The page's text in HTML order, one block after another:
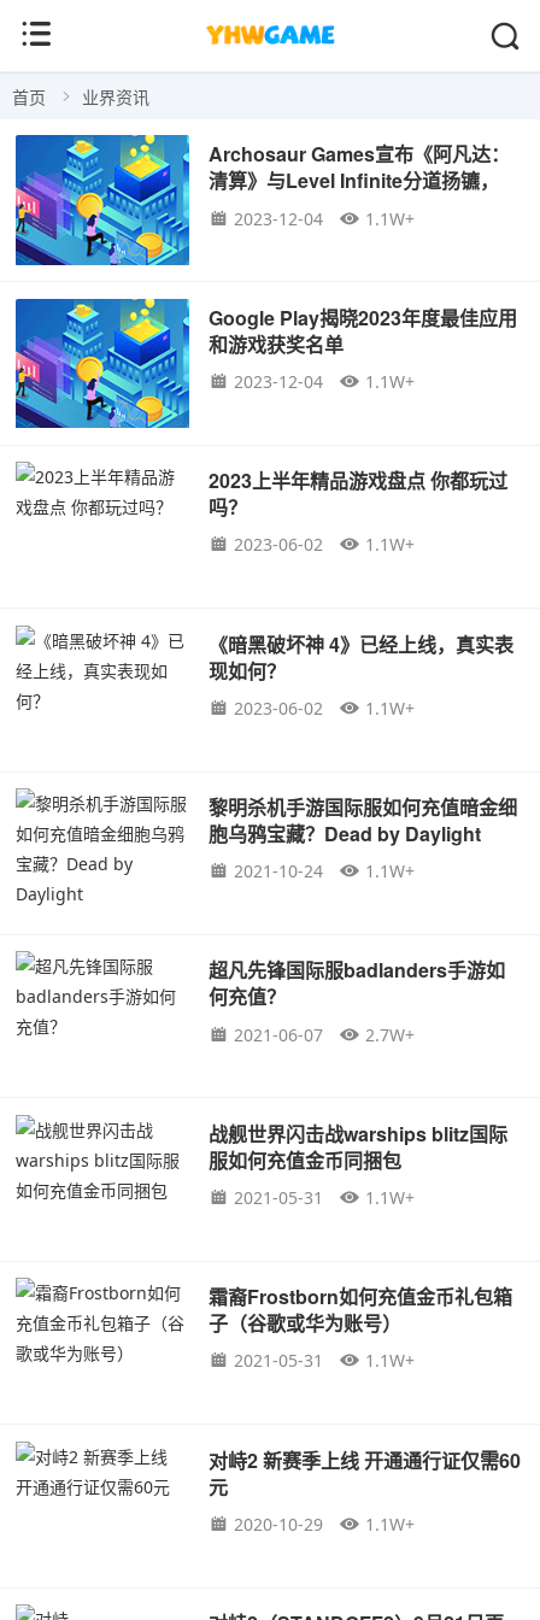
首页 业界资讯
Archosaur Games宣布《阿凡达：
清算》与Level Infinite分道扬镳，
2024年上半年将在中国推出
2023-12-04 1.1W+
Google Play揭晓2023年度最佳应用
和游戏获奖名单
2023-12-04 1.1W+
2023上半年精品游戏盘点 你都玩过
吗？
2023-06-02 1.1W+
《暗黑破坏神 4》已经上线，真实表
现如何？
2023-06-02 1.1W+
黎明杀机手游国际服如何充值暗金细
胞乌鸦宝藏？Dead by Daylight
2021-10-24 1.1W+
超凡先锋国际服badlanders手游如
何充值？
2021-06-07 2.7W+
战舰世界闪击战warships blitz国际
服如何充值金币同捆包
2021-05-31 1.1W+
霜裔Frostborn如何充值金币礼包箱
子（谷歌或华为账号）
2021-05-31 1.1W+
对峙2 新赛季上线 开通通行证仅需60
元
2020-10-29 1.1W+